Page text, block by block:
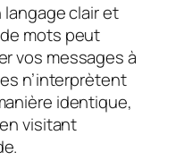
langage clair et
mots peut
vos messages à
n’interprètent
identique,
visitant